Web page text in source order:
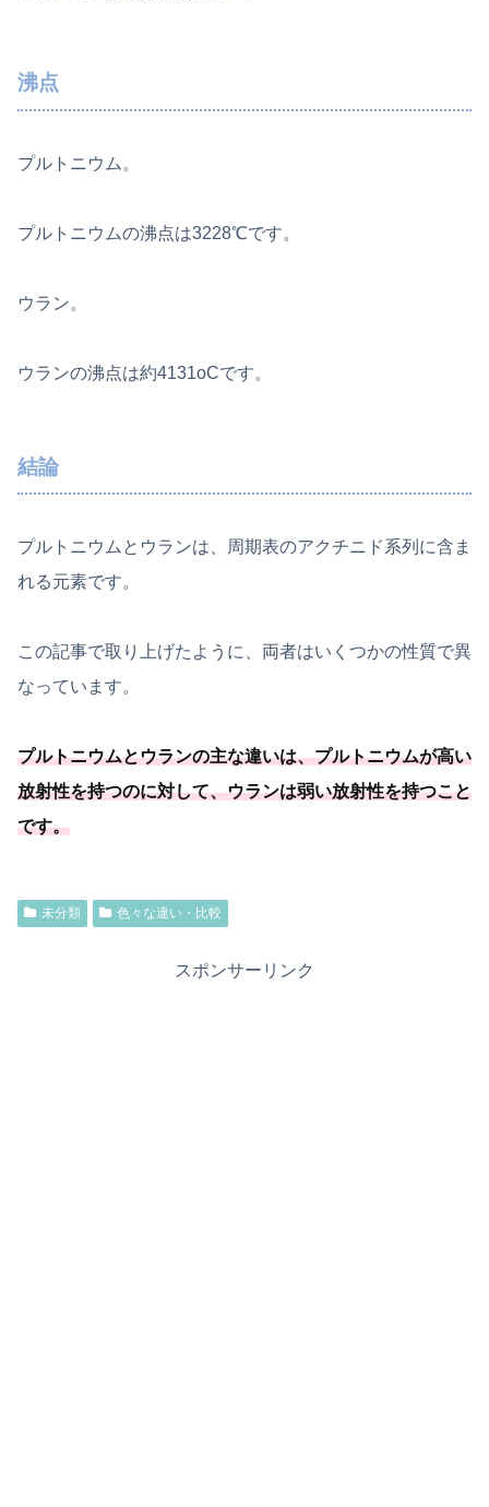
沸点
プルトニウム。
プルトニウムの沸点は3228℃です。
ウラン。
ウランの沸点は約4131oCです。
結論
プルトニウムとウランは、周期表のアクチニド系列に含ま
れる元素です。
この記事で取り上げたように、両者はいくつかの性質で異
なっています。
プルトニウムとウランの主な違いは、プルトニウムが高い
放射性を持つのに対して、ウランは弱い放射性を持つこと
です。
未分類 色々な違い・比較
スポンサーリンク